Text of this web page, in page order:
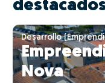
Desarrollo
Nova